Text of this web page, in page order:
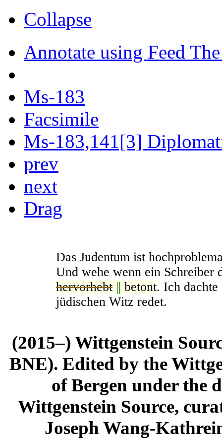
Collapse
Annotate using Feed
Ms-183
Facsimile
Ms-183,141[3]
prev
next
Drag
Das Judentum ist
Und wehe wenn ein Schreiber
hervorhebt || betont. Ich
jüdischen Witz redet.
(2015–) Wittgenstein
BNE). Edited by the
of Bergen under the
Wittgenstein Source,
Joseph Wang-